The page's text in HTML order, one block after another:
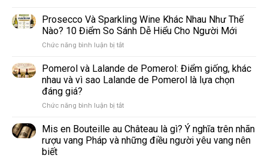
giống
nho
trắng
làm
vang
phổ
thế
Prosecco Và Sparkling Wine Khác Nhau Như Thế
Nào? 10 Điểm So Sánh Dễ Hiểu Cho Người Mới
Chức năng bình luận bị tắtở
Và
Sparkling
Wine
Nhau
Thế
Nào?
10
Pomerol và Lalande de Pomerol: Điểm giống, khác
nhau và vì sao Lalande de Pomerol là lựa chọn
đáng giá?
Chức năng bình luận bị tắtở
và
Lalande
de
Mis en Bouteille au Château là gì? Ý nghĩa trên nhãn
rượu vang Pháp và những điều người yêu vang nên
biết